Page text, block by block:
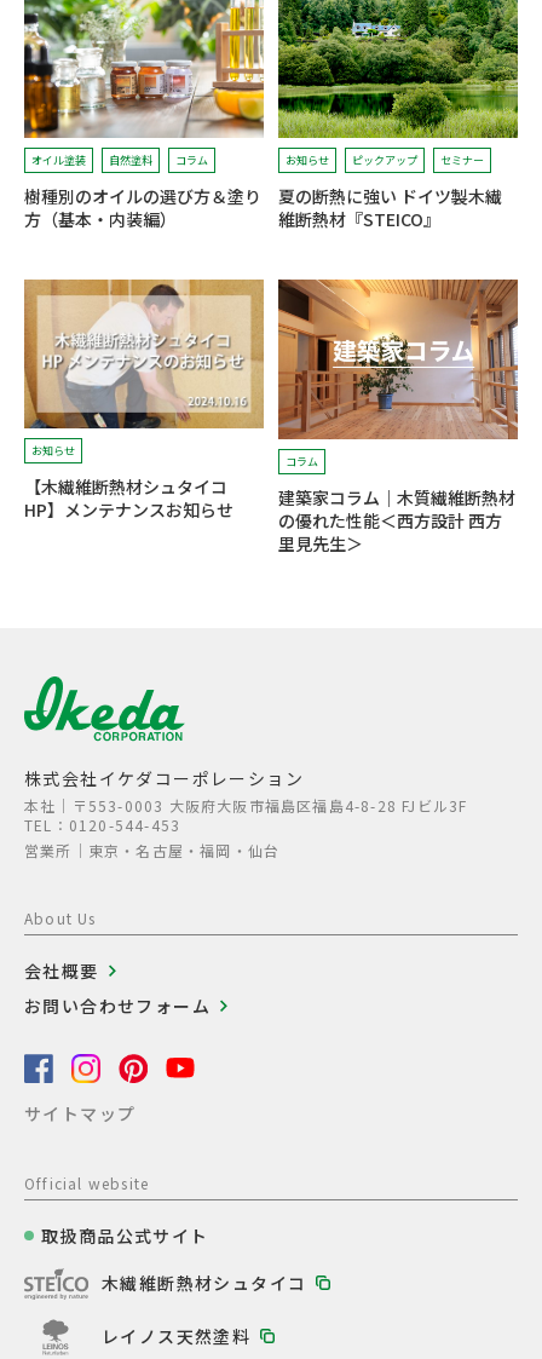
オイル塗装 自然塗料 コラム
樹種別のオイルの選び方＆塗り
方（基本・内装編）
お知らせ ピックアップ セミナー
夏の断熱に強い ドイツ製木繊
維断熱材『STEICO』
お知らせ
【木繊維断熱材シュタイコ
HP】メンテナンスお知らせ
コラム
建築家コラム｜木質繊維断熱材
の優れた性能＜西方設計 西方
里見先生＞
株式会社イケダコーポレーション
本社│〒553-0003 大阪府大阪市福島区福島4-8-28 FJビル3F
TEL：0120-544-453
営業所│東京・名古屋・福岡・仙台
About Us
会社概要
お問い合わせフォーム
サイトマップ
Official website
取扱商品公式サイト
木繊維断熱材シュタイコ
レイノス天然塗料